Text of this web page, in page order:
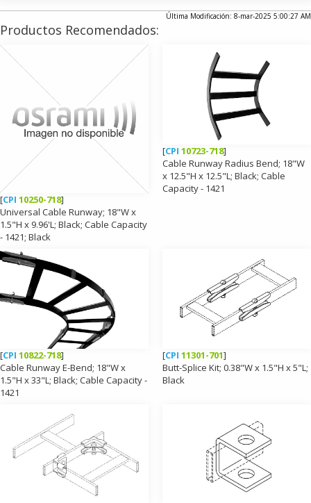
Última Modificación: 8-mar-2025 5:00:27 AM
Productos Recomendados:
[CPI 10250-718]
Universal Cable Runway; 18"W x
1.5"H x 9.96'L; Black; Cable Capacity
- 1421; Black
[CPI 10723-718]
Cable Runway Radius Bend; 18"W
x 12.5"H x 12.5"L; Black; Cable
Capacity - 1421
[CPI 10822-718]
Cable Runway E-Bend; 18"W x
1.5"H x 33"L; Black; Cable Capacity -
1421
[CPI 11301-701]
Butt-Splice Kit; 0.38"W x 1.5"H x 5"L;
Black